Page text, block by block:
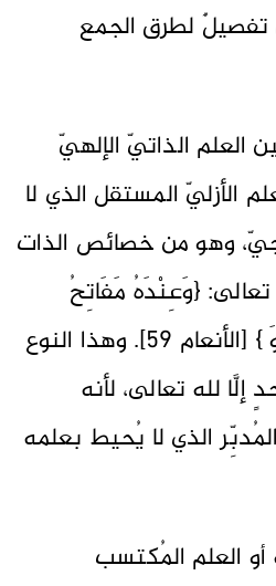
لطرق الجمع
العلم الذاتيّ الإلهيّ
الأزليّ المستقل الذي لا
وهو من خصائص الذات
تعالى: {وَعِنْدَهُ مَفَاتِحُ
الْغَيْبِ لَا يَعْلَمُهَا إِلَّا هُوَ } [الأنعام 59]. وهذا النوع
إلَّا لله تعالى، لأنه
الذي لا يُحيط بعلمه
أو العلم المُكتسب